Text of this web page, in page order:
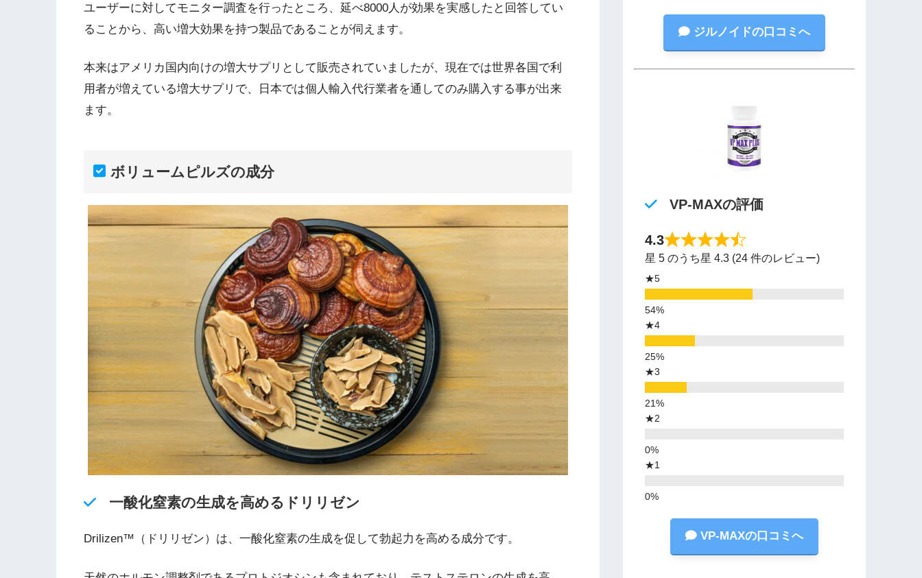
ユーザーに対してモニター調査を行ったところ、延べ8000人が効果を実感したと回答してい
ることから、高い増大効果を持つ製品であることが伺えます。
本来はアメリカ国内向けの増大サプリとして販売されていましたが、現在では世界各国で利
用者が増えている増大サプリで、日本では個人輸入代行業者を通してのみ購入する事が出来
ます。
ボリュームピルズの成分
一酸化窒素の生成を高めるドリリゼン
Drilizen™（ドリリゼン）は、一酸化窒素の生成を促して勃起力を高める成分です。
ジルノイドの口コミへ
VP-MAXの評価
4.3
星 5 のうち星 4.3 (24 件のレビュー)
★5
★4
★3
★2
★1
VP-MAXの口コミへ